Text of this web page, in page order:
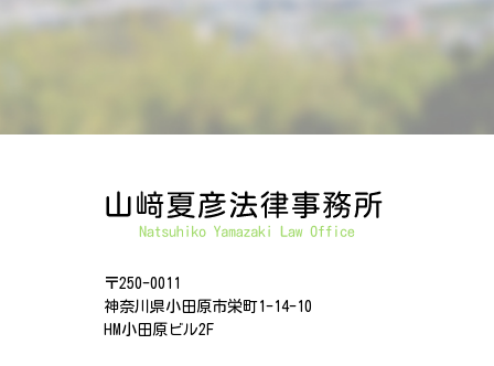
〒250-0011
神奈川県小田原市栄町1-14-10
HM小田原ビル2F